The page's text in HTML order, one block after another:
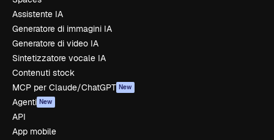
Assistente IA
Generatore di immagini IA
Generatore di video IA
Sintetizzatore vocale IA
Contenuti stock
MCP per Claude/ChatGPT New
Agenti New
API
App mobile